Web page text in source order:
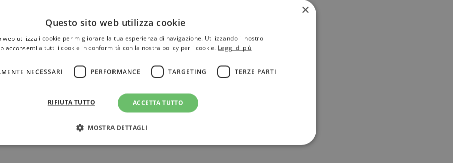
×
Questo sito web utilizza cookie
web utilizza i cookie per migliorare la tua esperienza di navigazione. Utilizzando il nostro
acconsenti a tutti i cookie in conformità con la nostra policy per i cookie. Leggi di più
NECESSARI PERFORMANCE TARGETING TERZE PARTI
ACCETTA TUTTO
RIFIUTA TUTTO
MOSTRA DETTAGLI